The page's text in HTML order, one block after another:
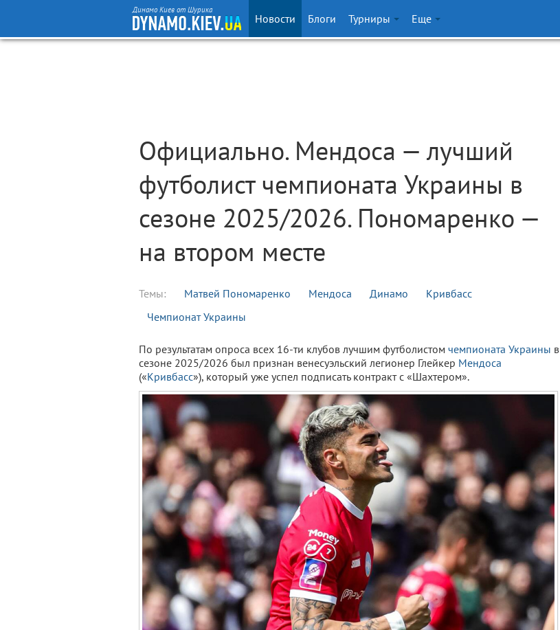
Динамо Киев от Шурика
Новости Блоги Турниры Еще
Официально. Мендоса — лучший
футболист чемпионата Украины в
сезоне 2025/2026. Пономаренко —
на втором месте
Темы: Матвей Пономаренко Мендоса Динамо
Кривбасс
Чемпионат Украины
По результатам опроса всех 16-ти клубов лучшим футболистом чемпионата Украины в
сезоне 2025/2026 был признан венесуэльский легионер Глейкер Мендоса
(«Кривбасс»), который уже успел подписать контракт с «Шахтером».